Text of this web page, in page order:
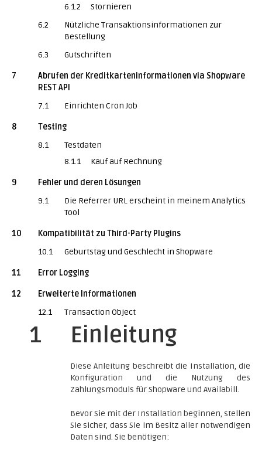
6.1.2
Stornieren
6.2
Nützliche Transaktionsinformationen zur
Bestellung
6.3
Gutschriften
7
Abrufen der Kreditkarteninformationen via Shopware
REST API
7.1
Einrichten Cron Job
8
Testing
8.1
Testdaten
8.1.1
Kauf auf Rechnung
9
Fehler und deren Lösungen
9.1
Die Referrer URL erscheint in meinem Analytics
Tool
10
Kompatibilität zu Third-Party Plugins
10.1
Geburtstag und Geschlecht in Shopware
11 Error Logging
12
Erweiterte Informationen
12.1
Transaction Object
1 Einleitung
Diese Anleitung beschreibt die Installation, die
Konfiguration und die Nutzung des
Zahlungsmoduls für Shopware und Availabill.
Bevor Sie mit der Installation beginnen, stellen
Sie sicher, dass Sie im Besitz aller notwendigen
Daten sind. Sie benötigen: